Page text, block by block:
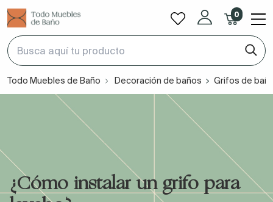
0
Todo Muebles de Baño Decoración de baños Grifos de
¿Cómo instalar un grifo para